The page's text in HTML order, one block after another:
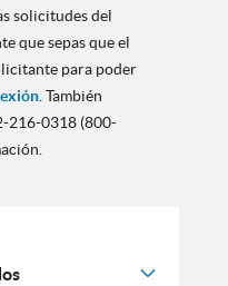
solicitudes del
que sepas que el
para poder
. También
216-0318 (800-